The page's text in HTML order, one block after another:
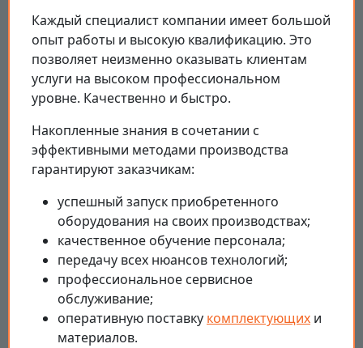
Каждый специалист компании имеет большой
опыт работы и высокую квалификацию. Это
позволяет неизменно оказывать клиентам
услуги на высоком профессиональном
уровне. Качественно и быстро.
Накопленные знания в сочетании с
эффективными методами производства
гарантируют заказчикам:
успешный запуск приобретенного
оборудования на своих производствах;
качественное обучение персонала;
передачу всех нюансов технологий;
профессиональное сервисное
обслуживание;
оперативную поставку комплектующих и
материалов.